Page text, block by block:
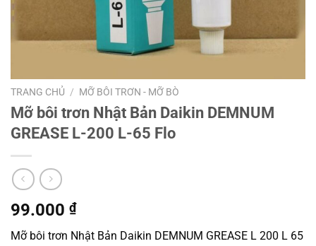
TRANG CHỦ / MỠ BÔI TRƠN - MỠ BÒ
Mỡ bôi trơn Nhật Bản Daikin DEMNUM
GREASE L-200 L-65 Flo
99.000 ₫
Mỡ bôi trơn Nhật Bản Daikin DEMNUM GREASE L 200 L 65